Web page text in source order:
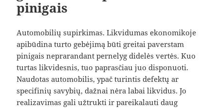
pinigais
Automobilių supirkimas. Likvidumas ekonomikoje
apibūdina turto gebėjimą būti greitai paverstam
pinigais neprarandant pernelyg didelės vertės. Kuo
turtas likvidesnis, tuo paprasčiau juo disponuoti.
Naudotas automobilis, ypač turintis defektų ar
specifinių savybių, dažnai nėra labai likvidus. Jo
realizavimas gali užtrukti ir pareikalauti daug